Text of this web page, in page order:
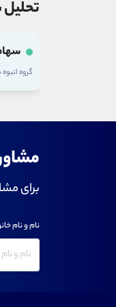
گروه
برای
نام و نام